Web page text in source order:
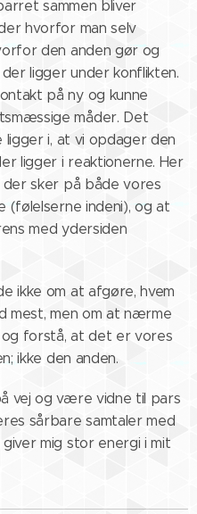
sammen bliver
hvorfor man selv
den anden gør og
ligger under konflikten.
på ny og kunne
måder. Det
i, at vi opdager den
ligger i reaktionerne. Her
sker på både vores
(følelserne indeni), og at
med ydersiden
ikke om at afgøre, hvem
mest, men om at nærme
forstå, at det er vores
ikke den anden.
vej og være vidne til pars
sårbare samtaler med
mig stor energi i mit